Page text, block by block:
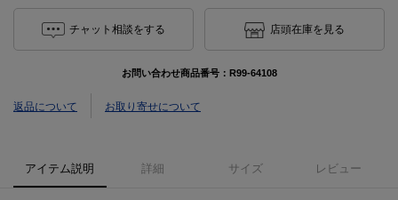
チャット相談をする 店頭在庫を見る
お問い合わせ商品番号： R99-64108
返品について お取り寄せについて
アイテム説明 詳細 サイズ レビュー